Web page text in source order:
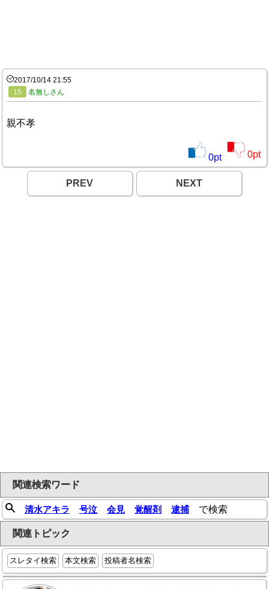
2017/10/14 21:55
15
名無しさん
親不孝
0pt 0pt
PREV NEXT
関連検索ワード
清水アキラ 号泣 会見 覚醒剤 逮捕で検索
関連トピック
スレタイ検索 本文検索 投稿者名検索